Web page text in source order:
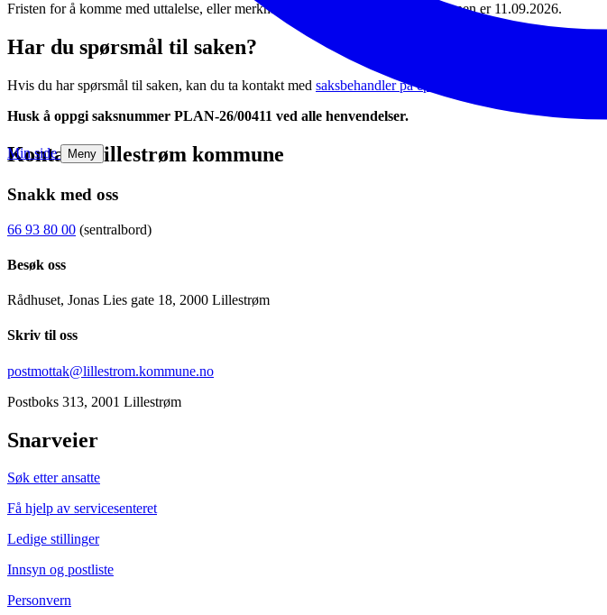
Min side Meny
Fristen for å komme med uttalelse, eller merknad til forslaget om å oppheve planen er 11.09.2026.
Har du spørsmål til saken?
Hvis du har spørsmål til saken, kan du ta kontakt med saksbehandler på epost
Husk å oppgi saksnummer PLAN-26/00411 ved alle henvendelser.
Kontakt Lillestrøm kommune
Snakk med oss
66 93 80 00 (sentralbord)
Besøk oss
Rådhuset, Jonas Lies gate 18, 2000 Lillestrøm
Skriv til oss
postmottak@lillestrom.kommune.no
Postboks 313, 2001 Lillestrøm
Snarveier
Søk etter ansatte
Få hjelp av servicesenteret
Ledige stillinger
Innsyn og postliste
Personvern